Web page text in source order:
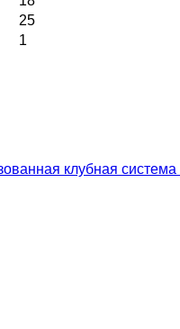
25
1
клубная